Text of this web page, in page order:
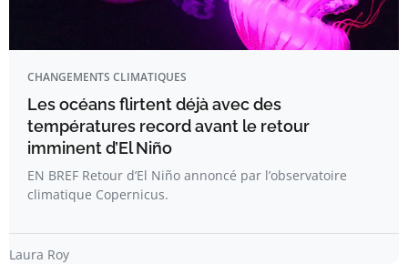
CHANGEMENTS CLIMATIQUES
Les océans flirtent déjà avec des
températures record avant le retour
imminent d’El Niño
EN BREF Retour d’El Niño annoncé par l’observatoire
climatique Copernicus.
Laura Roy